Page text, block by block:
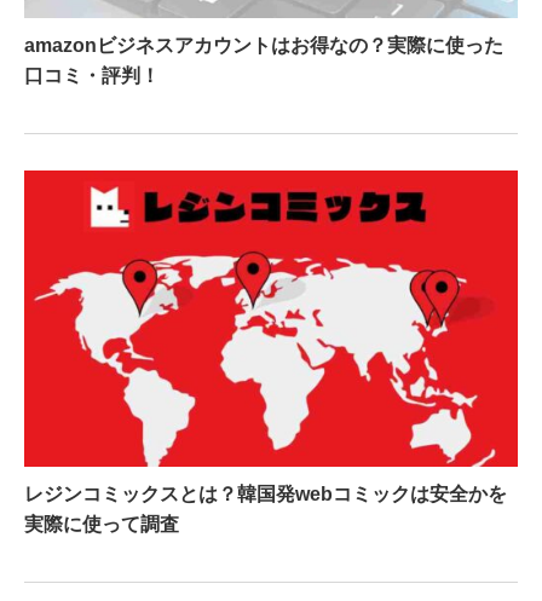
amazonビジネスアカウントはお得なの？実際に使った
口コミ・評判！
レジンコミックスとは？韓国発webコミックは安全かを
実際に使って調査